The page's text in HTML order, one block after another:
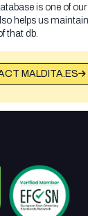
is one of
helps us maintain
that db.
MALDITA.ES